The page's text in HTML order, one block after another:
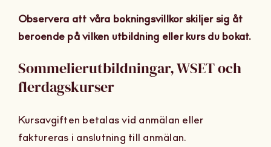
Om Oss
Kontakt
Observera att våra bokningsvillkor skiljer sig åt
beroende på vilken utbildning eller kurs du bokat.
Sommelierutbildningar, WSET och
flerdagskurser
Kursavgiften betalas vid anmälan eller
faktureras i anslutning till anmälan.